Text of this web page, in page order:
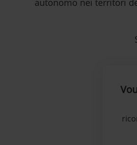
autonomo nei territori